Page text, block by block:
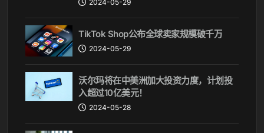
2024-05-29
TikTok Shop公布全球卖家规模破千万
2024-05-29
沃尔玛将在中美洲加大投资力度，计划投
入超过10亿美元！
2024-05-28